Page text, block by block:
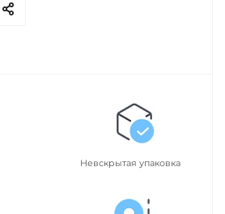
Невскрытая упаковка